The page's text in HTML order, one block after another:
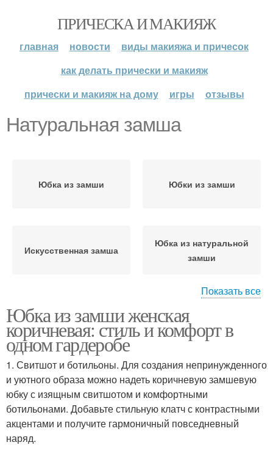
ПРИЧЕСКА И МАКИЯЖ
главная новости
виды макияжа и причесок
как делать прически и макияж
прически и макияж на дому
игры отзывы
Натуральная замша
Юбка из замши Юбки из замши
Искусственная замша
Юбка из натуральной
замши
Юбки из натуральной
замши
Замша в наряде
Замши для создания
Замши в разных
сезонах
Замши в стиральной
Показать все
Юбка из замши женская
коричневая: стиль и комфорт в
одном гардеробе
1. Свитшот и ботильоны. Для создания непринужденного
и уютного образа можно надеть коричневую замшевую
юбку с изящным свитшотом и комфортными
ботильонами. Добавьте стильную клатч с контрастными
акцентами и получите гармоничный повседневный
наряд.